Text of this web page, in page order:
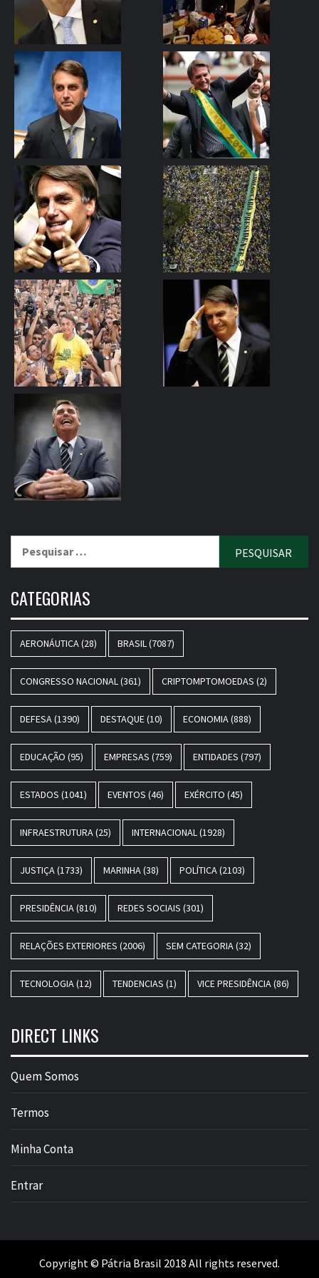
por:
CATEGORIAS
AERONÁUTICA(28) BRASIL(7087)
CONGRESSO NACIONAL(361) CRIPTOMPTOMOEDAS (2)
DEFESA(1390) DESTAQUE(10) ECONOMIA(888)
EDUCAÇÃO (95) EMPRESAS (759) ENTIDADES (797)
ESTADOS (1041) EVENTOS (46) EXÉRCITO (45)
INFRAESTRUTURA(25) INTERNACIONAL(1928)
JUSTIÇA(1733) MARINHA(38) POLÍTICA(2103)
PRESIDÊNCIA(810) REDES SOCIAIS (301)
RELAÇÕES EXTERIORES (2006) SEM CATEGORIA(32)
TECNOLOGIA(12) TENDENCIAS (1) VICE PRESIDÊNCIA(86)
DIRECT LINKS
Quem Somos
Termos
Minha Conta
Entrar
Copyright © Pátria Brasil 2018 All rights reserved.